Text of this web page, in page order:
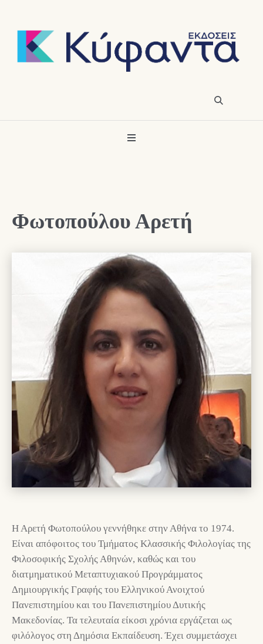
Φωτοπούλου Αρετή
Η Αρετή Φωτοπούλου γεννήθηκε στην Αθήνα το 1974.
Είναι απόφοιτος του Τμήματος Κλασσικής Φιλολογίας της
Φιλοσοφικής Σχολής Αθηνών, καθώς και του
διατμηματικού Μεταπτυχιακού Προγράμματος
Δημιουργικής Γραφής του Ελληνικού Ανοιχτού
Πανεπιστημίου και του Πανεπιστημίου Δυτικής
Μακεδονίας. Τα τελευταία είκοσι χρόνια εργάζεται ως
φιλόλογος στη Δημόσια Εκπαίδευση. Έχει συμμετάσχει